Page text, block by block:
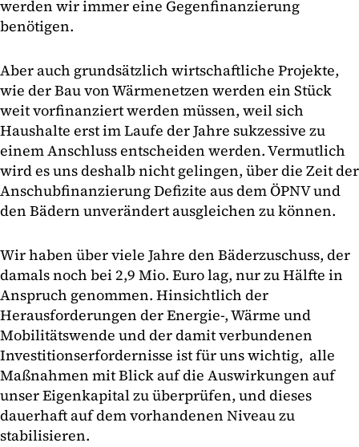
werden wir immer eine Gegenfinanzierung
benötigen.
Aber auch grundsätzlich wirtschaftliche Projekte,
wie der Bau von Wärmenetzen werden ein Stück
weit vorfinanziert werden müssen, weil sich
Haushalte erst im Laufe der Jahre sukzessive zu
einem Anschluss entscheiden werden. Vermutlich
wird es uns deshalb nicht gelingen, über die Zeit der
Anschubfinanzierung Defizite aus dem ÖPNV und
den Bädern unverändert ausgleichen zu können.
Wir haben über viele Jahre den Bäderzuschuss, der
damals noch bei 2,9 Mio. Euro lag, nur zu Hälfte in
Anspruch genommen. Hinsichtlich der
Herausforderungen der Energie-, Wärme und
Mobilitätswende und der damit verbundenen
Investitionserfordernisse ist für uns wichtig, alle
Maßnahmen mit Blick auf die Auswirkungen auf
unser Eigenkapital zu überprüfen, und dieses
dauerhaft auf dem vorhandenen Niveau zu
stabilisieren.